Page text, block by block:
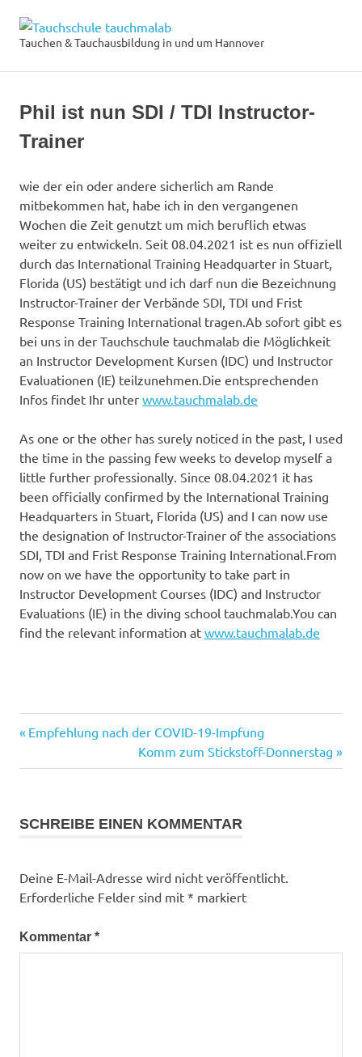
Inhalt
springen
Tauchschule
tauchmalab
Tauchen & Tauchausbildung in und um Hannover
Phil ist nun SDI / TDI Instructor-
Trainer
wie der ein oder andere sicherlich am Rande
mitbekommen hat, habe ich in den vergangenen
Wochen die Zeit genutzt um mich beruflich etwas
weiter zu entwickeln. Seit 08.04.2021 ist es nun offiziell
durch das International Training Headquarter in Stuart,
Florida (US) bestätigt und ich darf nun die Bezeichnung
Instructor-Trainer der Verbände SDI, TDI und Frist
Response Training International tragen.Ab sofort gibt es
bei uns in der Tauchschule tauchmalab die Möglichkeit
an Instructor Development Kursen (IDC) und Instructor
Evaluationen (IE) teilzunehmen.Die entsprechenden
Infos findet Ihr unter www.tauchmalab.de
As one or the other has surely noticed in the past, I used
the time in the passing few weeks to develop myself a
little further professionally. Since 08.04.2021 it has
been officially confirmed by the International Training
Headquarters in Stuart, Florida (US) and I can now use
the designation of Instructor-Trainer of the associations
SDI, TDI and Frist Response Training International.From
now on we have the opportunity to take part in
Instructor Development Courses (IDC) and Instructor
Evaluations (IE) in the diving school tauchmalab.You can
find the relevant information at www.tauchmalab.de
Examiner
Instructor
Tauchen
tdidivers
Beitragsnavigation
Vorheriger
Empfehlung nach der COVID-19-Impfung
Nächster
Beitrag:
Komm zum Stickstoff-Donnerstag
SCHREIBE EINEN KOMMENTAR
Deine E-Mail-Adresse wird nicht veröffentlicht.
Erforderliche Felder sind mit * markiert
Kommentar *